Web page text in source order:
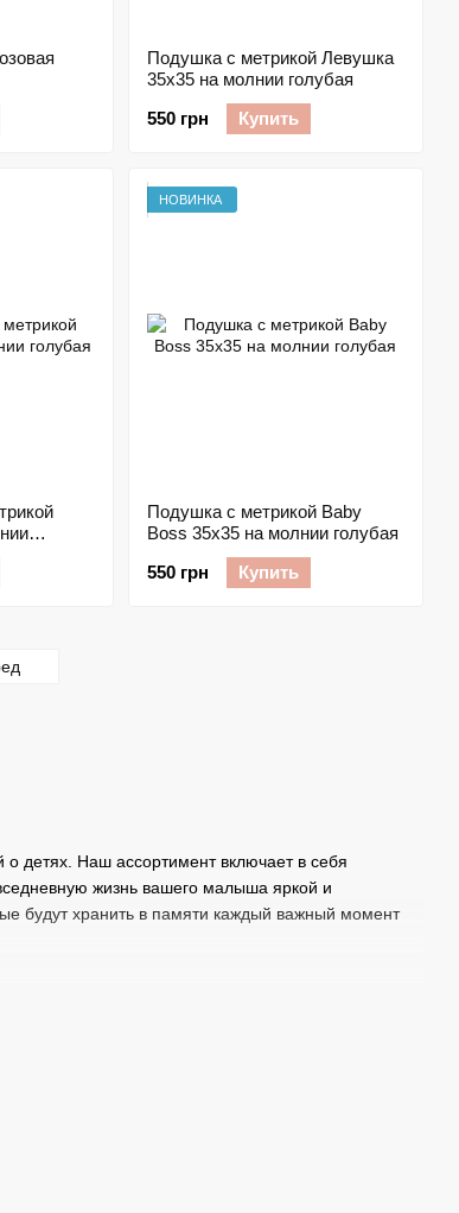
детях. Наш ассортимент включает в себя
жизнь вашего малыша яркой и
будут хранить в памяти каждый важный момент
Подушка с метрикой Левушка
35х35 на молнии голубая
550 грн
Купить
НОВИНКА
Подушка с метрикой Baby
Boss 35х35 на молнии голубая
550 грн
Купить